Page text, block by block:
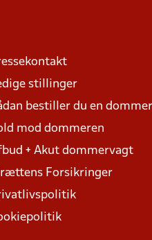
stillinger
bestiller du en dommer
mod dommeren
+ Akut dommervagt
Forsikringer